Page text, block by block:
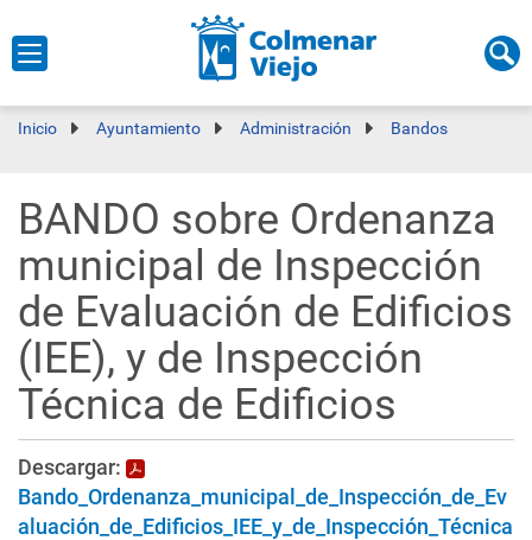
Inicio Ayuntamiento Administración Bandos
BANDO sobre Ordenanza
municipal de Inspección
de Evaluación de Edificios
(IEE), y de Inspección
Técnica de Edificios
Descargar:
Bando_Ordenanza_municipal_de_Inspección_de_Ev
aluación_de_Edificios_IEE_y_de_Inspección_Técnica